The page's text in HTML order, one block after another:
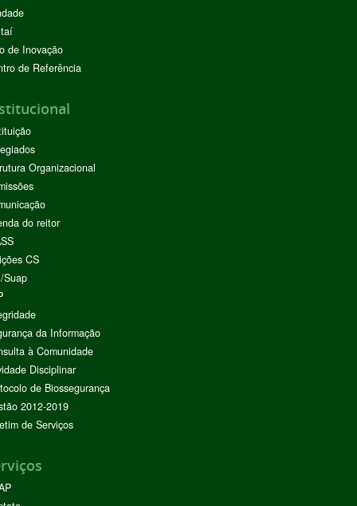
de Inovação
de Referência
Organizacional
do reitor
CS
Suap
da Informação
à Comunidade
Disciplinar
de Biossegurança
2012-2019
de Serviços